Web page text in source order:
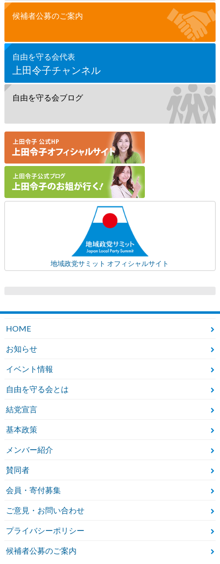
候補者公募のご案内
自由を守る会代表
上田令子チャンネル
自由を守る会ブログ
地域政党サミット オフィシャルサイト
HOME
お知らせ
イベント情報
自由を守る会とは
結党宣言
基本政策
メンバー紹介
賛同者
会員・寄付募集
ご意見・お問い合わせ
プライバシーポリシー
候補者公募のご案内